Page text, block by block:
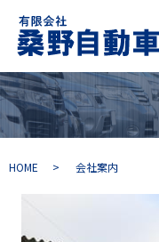
HOME 会社案内